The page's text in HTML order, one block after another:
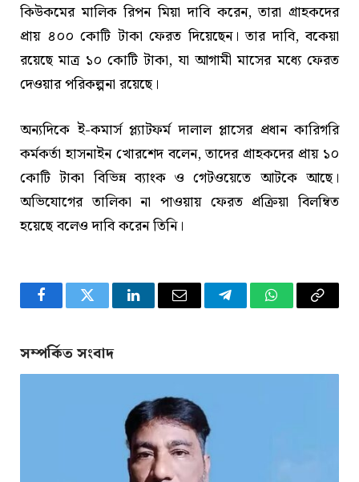
কিউকমের মালিক রিপন মিয়া দাবি করেন, তারা গ্রাহকদের
প্রায় ৪০০ কোটি টাকা ফেরত দিয়েছেন। তার দাবি, বকেয়া
রয়েছে মাত্র ১০ কোটি টাকা, যা আগামী মাসের মধ্যে ফেরত
দেওয়ার পরিকল্পনা রয়েছে।
অন্যদিকে ই-কমার্স প্ল্যাটফর্ম দালাল প্লাসের প্রধান কারিগরি
কর্মকর্তা হাসনাইন খোরশেদ বলেন, তাদের গ্রাহকদের প্রায় ১০
কোটি টাকা বিভিন্ন ব্যাংক ও গেটওয়েতে আটকে আছে।
অভিযোগের তালিকা না পাওয়ায় ফেরত প্রক্রিয়া বিলম্বিত
হয়েছে বলেও দাবি করেন তিনি।
FacebookTwitter LinkedInEmail TelegramWhatsApp
Copy
সম্পর্কিত সংবাদ